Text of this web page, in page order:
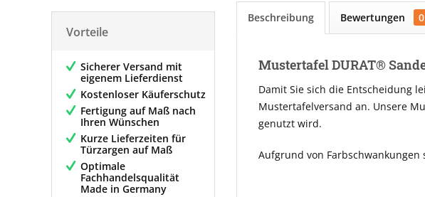
Vorteile
Sicherer Versand mit
eigenem Lieferdienst
Kostenloser Käuferschutz
Fertigung auf Maß nach
Ihren Wünschen
Kurze Lieferzeiten für
Türzargen auf Maß
Optimale
Fachhandelsqualität
Made in Germany
Beschreibung Bewertungen 0
Mustertafel DURAT®
Damit Sie sich die Entscheidung
Mustertafelversand an. Unsere
genutzt wird.
Aufgrund von